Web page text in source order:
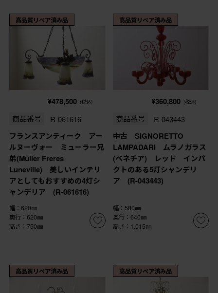
高品質リペア済み品
¥478,500 (税込)
商品番号 R-061616
フランスアンティーク アー
ルヌーヴォー ミューラー兄
弟(Muller Freres
Luneville) 美しいインテリ
アとしてもおすすめの4灯シ
ャンデリア (R-061616)
幅：620㎜
奥行：620㎜
高さ：750㎜
高品質リペア済み品
¥360,800 (税込)
商品番号 R-043443
中古 SIGNORETTO
LAMPADARI ムラノガラス
(ベネチア) レッド インパ
クトのある5灯シャンデリ
ア (R-043443)
幅：580㎜
奥行：640㎜
高さ：1,015㎜
高品質リペア済み品 高品質リペア済み品